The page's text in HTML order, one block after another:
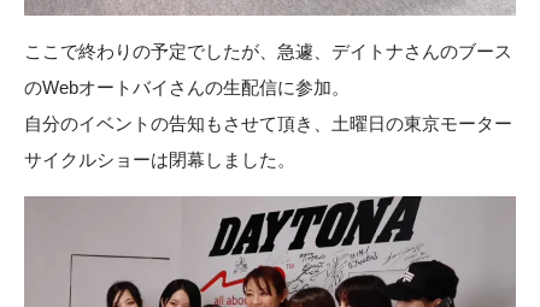
ここで終わりの予定でしたが、急遽、デイトナさんのブース
のWebオートバイさんの生配信に参加。
自分のイベントの告知もさせて頂き、土曜日の東京モーター
サイクルショーは閉幕しました。